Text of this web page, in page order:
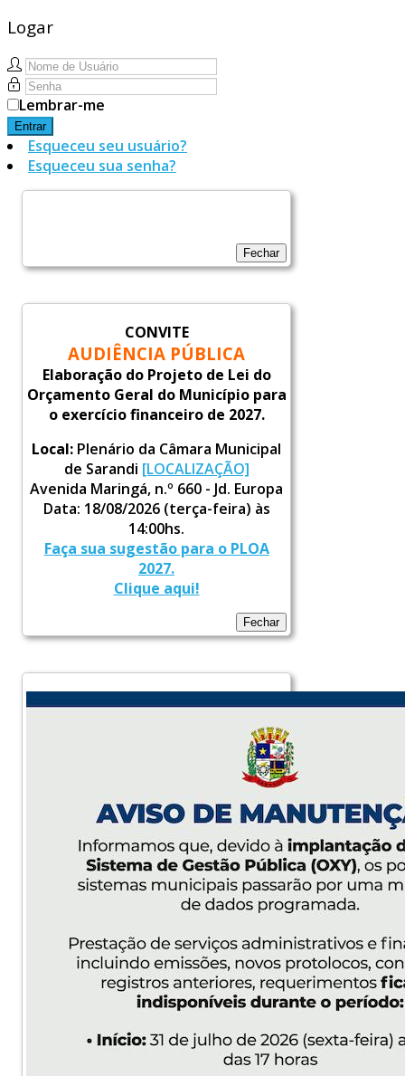
Logar
Lembrar-me
Entrar
Esqueceu seu usuário?
Esqueceu sua senha?
Fechar
CONVITE
AUDIÊNCIA PÚBLICA
Elaboração do Projeto de Lei do
Orçamento Geral do Município para
o exercício financeiro de 2027.
Local: Plenário da Câmara Municipal
de Sarandi [LOCALIZAÇÃO]
Avenida Maringá, n.º 660 - Jd. Europa
Data: 18/08/2026 (terça-feira) às
14:00hs.
Faça sua sugestão para o PLOA
2027.
Clique aqui!
Fechar